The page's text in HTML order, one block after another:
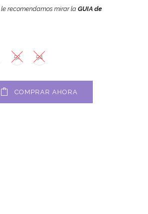
le recomendamos mirar la GUIA de
52 54
COMPRAR AHORA